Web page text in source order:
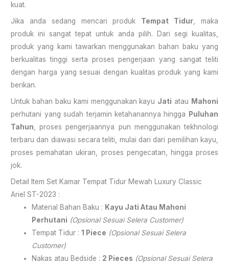
kuat.
Jika anda sedang mencari produk Tempat Tidur , maka
produk ini sangat tepat untuk anda pilih. Dari segi kualitas,
produk yang kami tawarkan menggunakan bahan baku yang
berkualitas tinggi serta proses pengerjaan yang sangat teliti
dengan harga yang sesuai dengan kualitas produk yang kami
berikan.
Untuk bahan baku kami menggunakan kayu Jati atau Mahoni
perhutani yang sudah terjamin ketahanannya hingga
Puluhan
Tahun , proses pengerjaannya pun menggunakan tekhnologi
terbaru dan diawasi secara teliti, mulai dari dari pemilihan kayu,
proses pemahatan ukiran, proses pengecatan, hingga proses
jok.
Detail Item Set Kamar Tempat Tidur Mewah Luxury Classic
Ariel ST-2023 :
Material Bahan Baku : Kayu Jati Atau Mahoni
Perhutani (Opsional Sesuai Selera Customer)
Tempat Tidur :1 Piece (Opsional Sesuai Selera
Customer)
Nakas atau Bedside : 2 Pieces (Opsional Sesuai Selera